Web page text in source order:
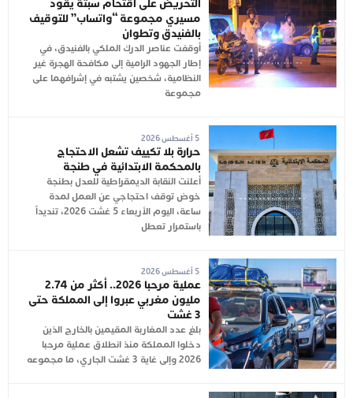
التحريض على اقتحام سبتة يقود
مسيري مجموعة “واتساب” للتوقيف
بالفنيدق وتطوان
أوقفت عناصر الدرك الملكي بالفنيدق، في
إطار الجهود الرامية إلى مكافحة الهجرة غير
النظامية، شخصين يشتبه في إشرافهما على
مجموعة
5 أغسطس 2026
حرارة بلا تكييف تشعل الاحتجاج
بالمحكمة الابتدائية في طنجة
أعلنت النقابة الديمقراطية للعدل بطنجة
خوض توقف احتجاجي عن العمل لمدة
ساعة، اليوم الأربعاء 5 غشت 2026، تنديداً
باستمرار تعطل
5 أغسطس 2026
عملية مرحبا 2026.. أكثر من 2.74
مليون مغربي عبروا إلى المملكة حتى
3 غشت
بلغ عدد المغاربة المقيمين بالخارج الذين
دخلوا المملكة منذ انطلاق عملية مرحبا
2026 وإلى غاية 3 غشت الجاري، ما مجموعه